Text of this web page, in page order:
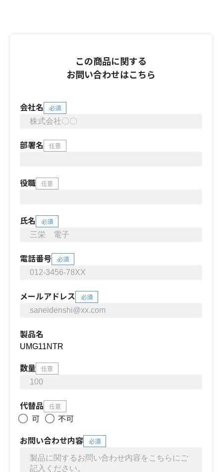
この商品に関する
お問い合わせはこちら
会社名 必須
部署名 任意
役職 任意
氏名 必須
電話番号 必須
メールアドレス 必須
製品名
数量 任意
代替品 任意
可
不可
お問い合わせ内容
必須